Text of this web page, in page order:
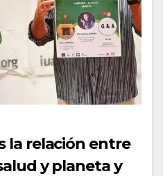
la relación entre
y planeta y